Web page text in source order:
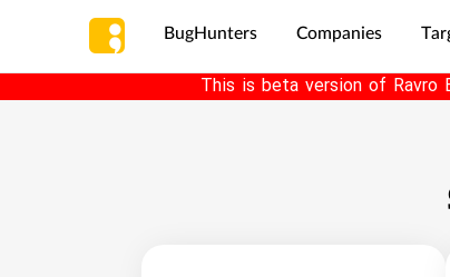
BugHunters Companies
This is beta version of Ravro